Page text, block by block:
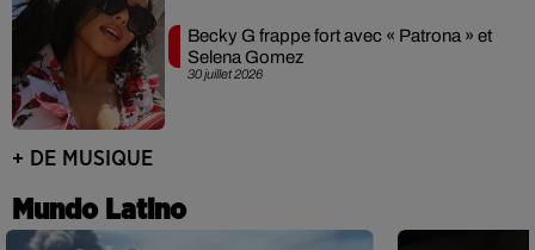
30 juillet 2026
Becky G frappe fort avec « Patrona » et
Selena Gomez
+ DE MUSIQUE
Mundo Latino